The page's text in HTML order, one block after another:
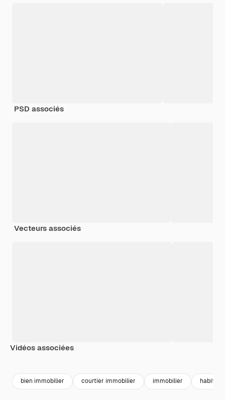
PSD associés
Vecteurs associés
Vidéos associées
bien immobilier courtier immobilier immobilier habitat